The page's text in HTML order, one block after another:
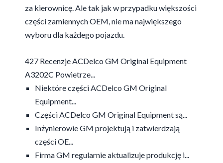
za kierownicę. Ale tak jak w przypadku większości
części zamiennych OEM, nie ma największego
wyboru dla każdego pojazdu.
427 Recenzje ACDelco GM Original Equipment
A3202C Powietrze...
Niektóre części ACDelco GM Original
Equipment...
Części ACDelco GM Original Equipment są...
Inżynierowie GM projektują i zatwierdzają
części OE...
Firma GM regularnie aktualizuje produkcję i...